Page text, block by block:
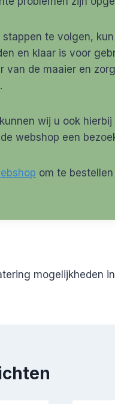
stappen te volgen,
en klaar is voor
van de maaier en
wij u ook
webshop een
om te bestellen
mogelijkheden